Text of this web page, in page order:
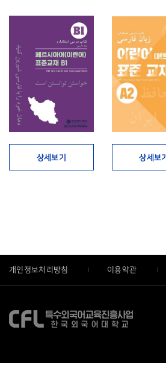
상세보기 상세보기
개인정보처리방침 이용약관